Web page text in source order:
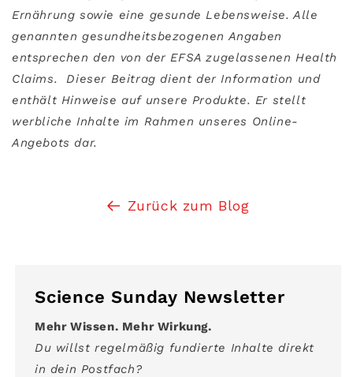
Ernährung sowie eine gesunde Lebensweise. Alle
genannten gesundheitsbezogenen Angaben
entsprechen den von der EFSA zugelassenen Health
Claims.
Dieser Beitrag dient der Information und
enthält Hinweise auf unsere Produkte. Er stellt
werbliche Inhalte im Rahmen unseres Online-
Angebots dar.
Zurück zum Blog
Science Sunday Newsletter
Mehr Wissen. Mehr Wirkung.
Du willst regelmäßig fundierte Inhalte direkt
in dein Postfach?